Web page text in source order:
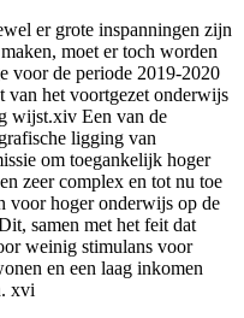
er grote inspanningen zijn
moet er toch worden
voor de periode 2019-2020
van het voortgezet onderwijs
wijst.xiv Een van de
ligging van
om toegankelijk hoger
zeer complex en tot nu toe
voor hoger onderwijs op de
samen met het feit dat
weinig stimulans voor
en een laag inkomen
xvi